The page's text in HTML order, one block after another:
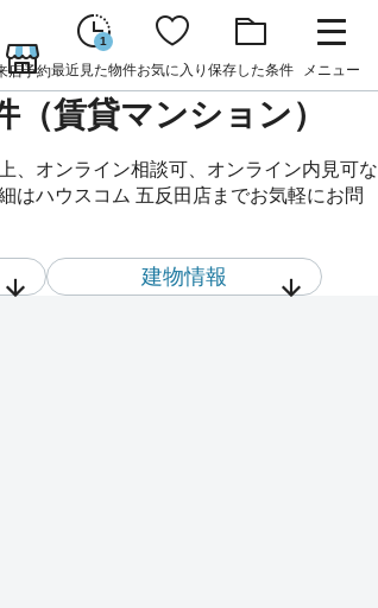
店予約
1
最近見た物件お気に入り 保存した条件 メニュー
賃貸マンション）
、オンライン相談可、オンライン内見可な
はハウスコム 五反田店までお気軽にお問
建物情報